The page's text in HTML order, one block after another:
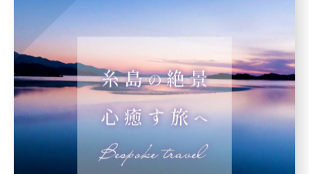
< 前のページ 一覧に戻る 次のページ >